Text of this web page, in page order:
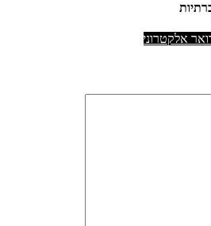
אלקטרוני